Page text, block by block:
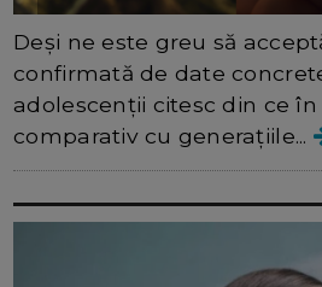
Deși ne este greu să
confirmată de date
adolescenții citesc din ce
comparativ cu generațiile...